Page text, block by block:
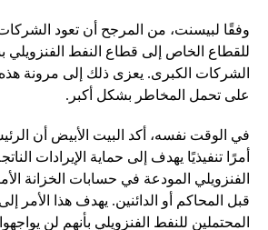
وفقًا لبيسنت، من المرجح أن تعود
للقطاع الخاص إلى قطاع النفط
الشركات الكبرى. يعزى ذلك إلى مرونة
على تحمل المخاطر بشكل أكبر.
في الوقت نفسه، أكد البيت الأبيض أن
أمرًا تنفيذيًا يهدف إلى حماية الإيرادات
الفنزويلي المودعة في حسابات الخزانة
قبل المحاكم أو الدائنين. يهدف هذا الأمر
المحتملين للنفط الفنزويلي بأنهم لن